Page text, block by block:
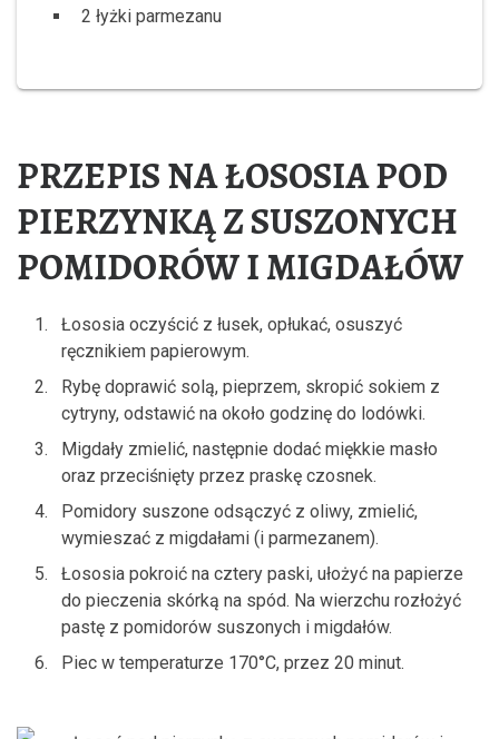
2 łyżki parmezanu
PRZEPIS NA ŁOSOSIA POD
PIERZYNKĄ Z SUSZONYCH
POMIDORÓW I MIGDAŁÓW
Łososia oczyścić z łusek, opłukać, osuszyć
ręcznikiem papierowym.
Rybę doprawić solą, pieprzem, skropić sokiem z
cytryny, odstawić na około godzinę do lodówki.
Migdały zmielić, następnie dodać miękkie masło
oraz przeciśnięty przez praskę czosnek.
Pomidory suszone odsączyć z oliwy, zmielić,
wymieszać z migdałami (i parmezanem).
Łososia pokroić na cztery paski, ułożyć na papierze
do pieczenia skórką na spód. Na wierzchu rozłożyć
pastę z pomidorów suszonych i migdałów.
Piec w temperaturze 170°C, przez 20 minut.